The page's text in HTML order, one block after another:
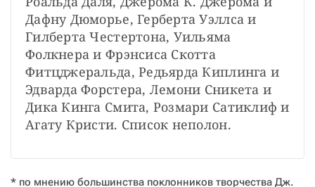
Дафну Дюморье, Герберта Уэллса и
Гилберта Честертона, Уильяма
Фолкнера и Фрэнсиса Скотта
Фитцджеральда, Редьярда Киплинга и
Эдварда Форстера, Лемони Сникета и
Дика Кинга Смита, Розмари Сатиклиф и
Агату Кристи. Список неполон.
* по мнению большинства поклонников творчества Дж.